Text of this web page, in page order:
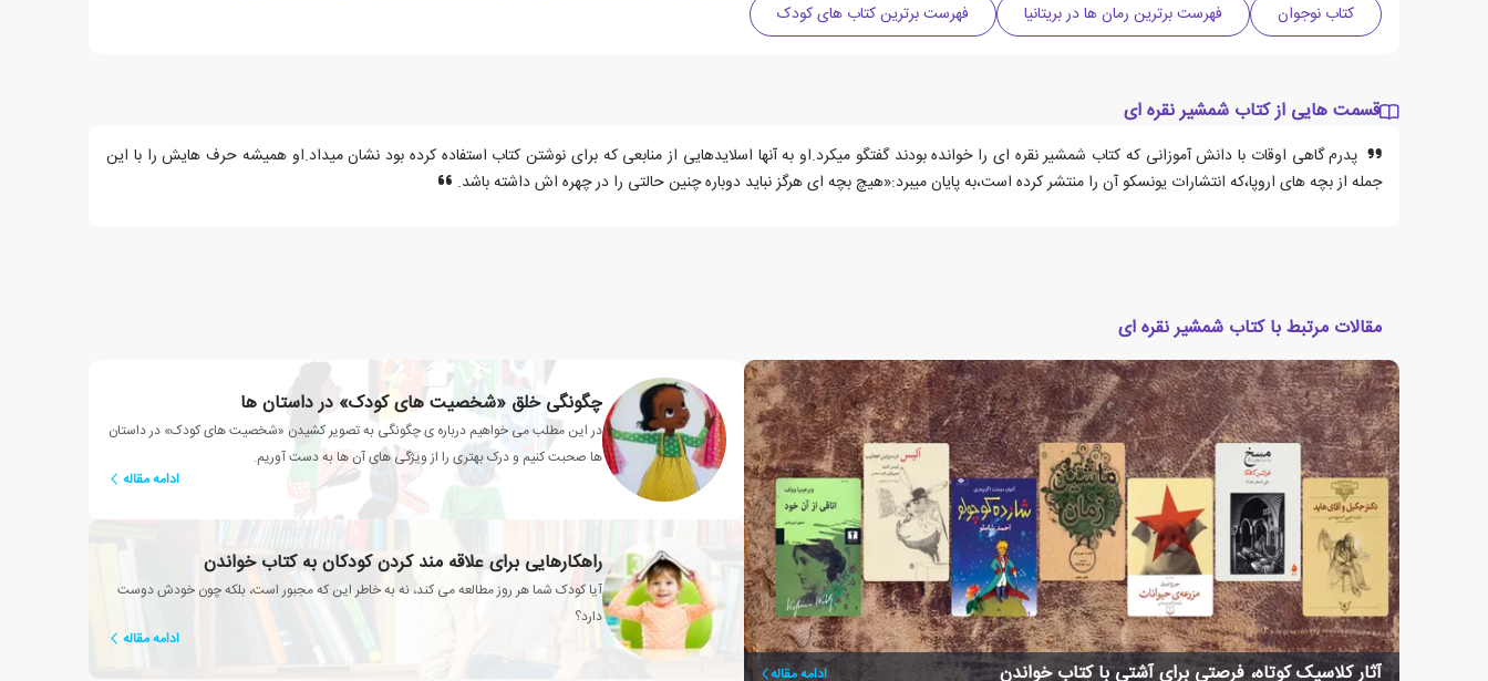
کتاب نوجوان
فهرست برترین رمان ها در بریتانیا فهرست برترین کتاب های کودک
قسمت هایی از کتاب شمشیر نقره ای
پدرم گاهی اوقات با دانش آموزانی که کتاب شمشیر نقره ای را خوانده بودند گفتگو میکرد.او به آنها اسلایدهایی از منابعی که برای نوشتن کتاب استفاده کرده بود نشان میداد.او همیشه حرف هایش را با این
جمله از بچه های اروپا،که انتشارات یونسکو آن را منتشر کرده است،به پایان میبرد:«هیچ بچه ای هرگز نباید دوباره چنین حالتی را در چهره اش داشته باشد.
مقالات مرتبط با کتاب شمشیر نقره ای
آثار کلاسیک کوتاه، فرصتی برای آشتی با کتاب خواندن ادامه مقاله
چگونگی خلق «شخصیت های کودک» در داستان ها
در این مطلب می خواهیم درباره ی چگونگی به تصویر کشیدن «شخصیت های کودک» در داستان
ها صحبت کنیم و درک بهتری را از ویژگی های آن ها به دست آوریم.
ادامه مقاله
راهکارهایی برای علاقه مند کردن کودکان به کتاب خواندن
آیا کودک شما هر روز مطالعه می کند، نه به خاطر این که مجبور است، بلکه چون خودش دوست
دارد؟
ادامه مقاله